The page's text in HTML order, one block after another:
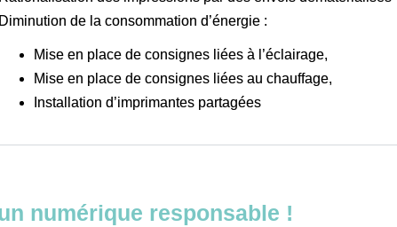
Diminution de la consommation d’énergie :
Mise en place de consignes liées à l’éclairage,
Mise en place de consignes liées au chauffage,
Installation d’imprimantes partagées
numérique responsable !